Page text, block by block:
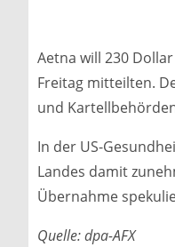
Aetna will 230
Freitag mitteilten.
und
In der US-
Landes damit
Übernahme
Quelle: dpa-AFX